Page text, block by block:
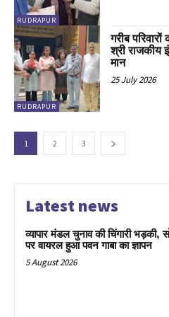
RUDRAPUR
RUDRAPUR
गरीब
श्री राजकीय
मान
25 July 2026
1 2 3
Latest news
व्यापार मंडल चुनाव की चिंगारी भड़की,
पर वायरल हुआ पवन गाबा का ज्ञापन
5 August 2026